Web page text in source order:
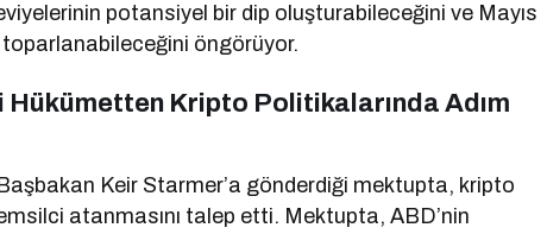
potansiyel bir dip oluşturabileceğini ve Mayıs
toparlanabileceğini öngörüyor.
Kripto Politikalarında Adım
Keir Starmer’a gönderdiği mektupta, kripto
atanmasını talep etti. Mektupta, ABD’nin